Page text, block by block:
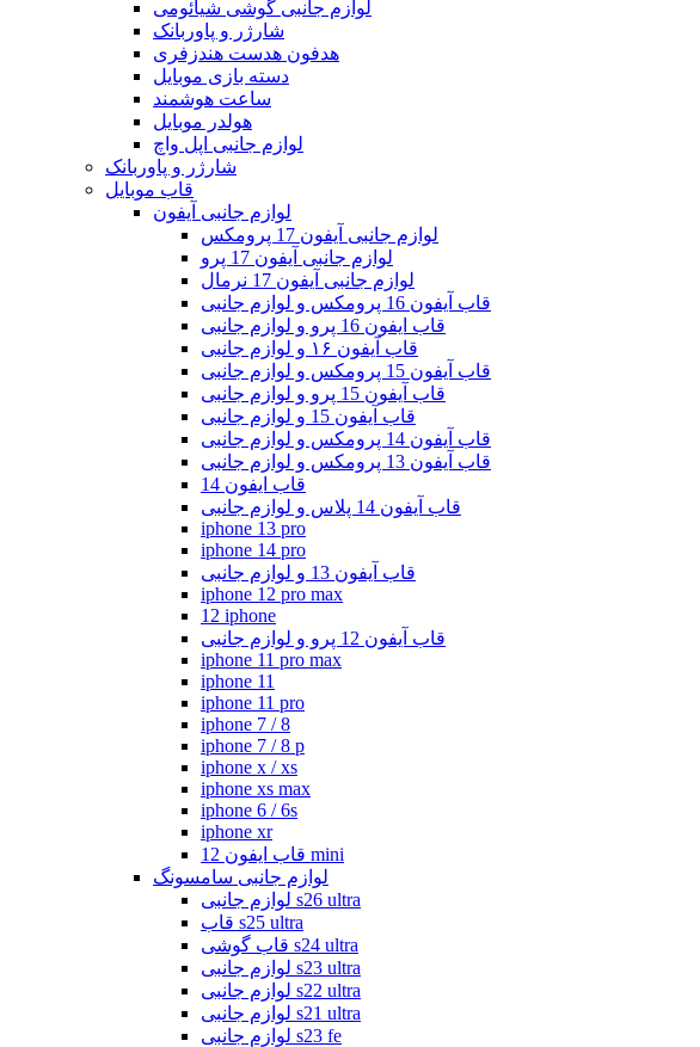
لوازم جانبی گوشی شیائومی
شارژر و پاوربانک
هدفون هدست هندزفری
دسته بازی موبایل
ساعت هوشمند
هولدر موبایل
لوازم جانبی اپل واچ
شارژر و پاوربانک
قاب موبایل
لوازم جانبی آیفون
لوازم جانبی آیفون 17 پرومکس
لوازم جانبی آیفون 17 پرو
لوازم جانبی آیفون 17 نرمال
قاب آیفون 16 پرومکس و لوازم جانبی
قاب ایفون 16 پرو و لوازم جانبی
قاب آیفون ۱۶ و لوازم جانبی
قاب آیفون 15 پرومکس و لوازم جانبی
قاب آیفون 15 پرو و لوازم جانبی
قاب آیفون 15 و لوازم جانبی
قاب آیفون 14 پرومکس و لوازم جانبی
قاب آیفون 13 پرومکس و لوازم جانبی
قاب ایفون 14
قاب آیفون 14 پلاس و لوازم جانبی
iphone 13 pro
iphone 14 pro
قاب آیفون 13 و لوازم جانبی
iphone 12 pro max
12 iphone
قاب آیفون 12 پرو و لوازم جانبی
iphone 11 pro max
iphone 11
iphone 11 pro
iphone 7 / 8
iphone 7 / 8 p
iphone x / xs
iphone xs max
iphone 6 / 6s
iphone xr
قاب ایفون 12 mini
لوازم جانبی سامسونگ
لوازم جانبی s26 ultra
قاب s25 ultra
قاب گوشی s24 ultra
لوازم جانبی s23 ultra
لوازم جانبی s22 ultra
لوازم جانبی s21 ultra
لوازم جانبی s23 fe